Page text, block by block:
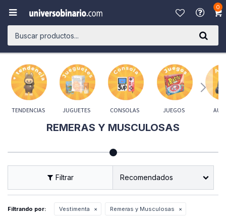
0

TENDENCIAS JUGUETES CONSOLAS JUEGOS
REMERAS Y MUSCULOSAS
Recomendados
Filtrando por: Vestimenta Remeras y Musculosas